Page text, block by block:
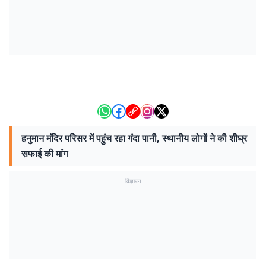
हनुमान मंदिर परिसर में पहुंच रहा गंदा पानी, स्थानीय लोगों ने की शीघ्र
सफाई की मांग
विज्ञापन